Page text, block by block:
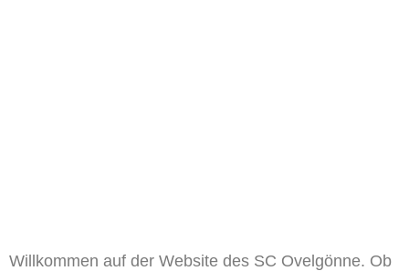
Willkommen auf der Website des SC Ovelgönne. Ob